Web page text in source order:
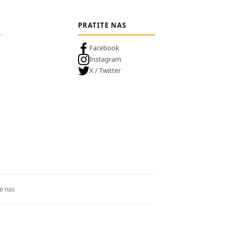
PRATITE NAS
Facebook
Instagram
X / Twitter
nas